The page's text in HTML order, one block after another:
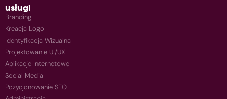
usługi
Branding
Kreacja Logo
Identyfikacja Wizualna
Projektowanie UI/UX
Aplikacje Internetowe
Social Media
Pozycjonowanie SEO